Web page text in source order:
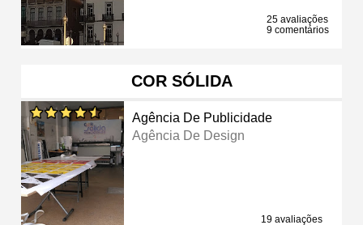
25 avaliações
9 comentários
COR SÓLIDA
Agência De Publicidade
Agência De Design
19 avaliações